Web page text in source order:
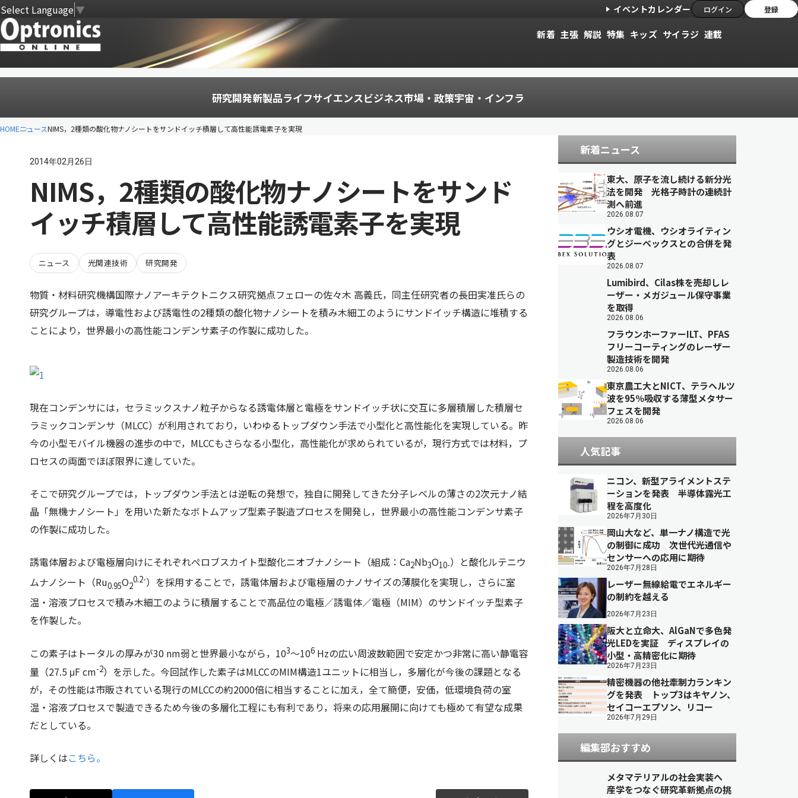
Select Language▼ イベントカレンダー ログイン 登録
新着 主張 解説 特集 キッズ サイラジ 連載
研究開発新製品ライフサイエンスビジネス市場・政策宇宙・インフラ
HOMEニュースNIMS，2種類の酸化物ナノシートをサンドイッチ積層して高性能誘電素子を実現
2014年02月26日
NIMS，2種類の酸化物ナノシートをサンド
イッチ積層して高性能誘電素子を実現
ニュース 光関連技術 研究開発
物質・材料研究機構国際ナノアーキテクトニクス研究拠点フェローの佐々木 高義氏，同主任研究者の長田実准氏らの
研究グループは，導電性および誘電性の2種類の酸化物ナノシートを積み木細工のようにサンドイッチ構造に堆積する
ことにより，世界最小の高性能コンデンサ素子の作製に成功した。
現在コンデンサには，セラミックスナノ粒子からなる誘電体層と電極をサンドイッチ状に交互に多層積層した積層セ
ラミックコンデンサ（MLCC）が利用されており，いわゆるトップダウン手法で小型化と高性能化を実現している。昨
今の小型モバイル機器の進歩の中で，MLCCもさらなる小型化，高性能化が求められているが，現行方式では材料，プ
ロセスの両面でほぼ限界に達していた。
そこで研究グループでは，トップダウン手法とは逆転の発想で，独自に開発してきた分子レベルの薄さの2次元ナノ結
晶「無機ナノシート」を用いた新たなボトムアップ型素子製造プロセスを開発し，世界最小の高性能コンデンサ素子
の作製に成功した。
誘電体層および電極層向けにそれぞれぺロブスカイト型酸化ニオブナノシート（組成：Ca2Nb3O10-）と酸化ルテニウ
ムナノシート（Ru0.95O2
0.2-）を採用することで，誘電体層および電極層のナノサイズの薄膜化を実現し，さらに室
温・溶液プロセスで積み木細工のように積層することで高品位の電極／誘電体／電極（MIM）のサンドイッチ型素子
を作製した。
この素子はトータルの厚みが30 nm弱と世界最小ながら，103～106 Hzの広い周波数範囲で安定かつ非常に高い静電容
量（27.5 μF cm-2）を示した。今回試作した素子はMLCCのMIM構造1ユニットに相当し，多層化が今後の課題となる
が，その性能は市販されている現行のMLCCの約2000倍に相当することに加え，全て簡便，安価，低環境負荷の室
温・溶液プロセスで製造できるため今後の多層化工程にも有利であり，将来の応用展開に向けても極めて有望な成果
だとしている。
詳しくはこちら。
新着ニュース
東大、原子を流し続ける新分光
法を開発 光格子時計の連続計
測へ前進
2026.08.07
ウシオ電機、ウシオライティン
グとジーベックスとの合併を発
表
2026.08.07
Lumibird、Cilas株を売却しレ
ーザー・メガジュール保守事業
を取得
2026.08.06
フラウンホーファーILT、PFAS
フリーコーティングのレーザー
製造技術を開発
2026.08.06
東京農工大とNICT、テラヘルツ
波を95％吸収する薄型メタサー
フェスを開発
2026.08.06
人気記事
ニコン、新型アライメントステ
ーションを発表 半導体露光工
程を高度化
2026年7月30日
岡山大など、単一ナノ構造で光
の制御に成功 次世代光通信や
センサーへの応用に期待
2026年7月28日
レーザー無線給電でエネルギー
の制約を越える
2026年7月23日
阪大と立命大、AlGaNで多色発
光LEDを実証 ディスプレイの
小型・高精密化に期待
2026年7月23日
精密機器の他社牽制力ランキン
グを発表 トップ3はキヤノン、
セイコーエプソン、リコー
2026年7月29日
編集部おすすめ
メタマテリアルの社会実装へ
産学をつなぐ研究革新拠点の挑